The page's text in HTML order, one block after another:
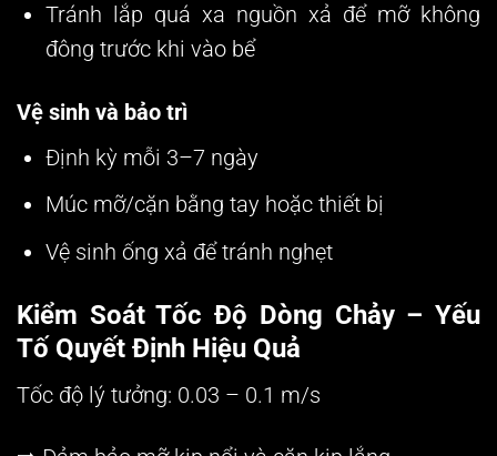
Tránh lắp quá xa nguồn xả để mỡ không
đông trước khi vào bể
Vệ sinh và bảo trì
Định kỳ mỗi 3–7 ngày
Múc mỡ/cặn bằng tay hoặc thiết bị
Vệ sinh ống xả để tránh nghẹt
Kiểm Soát Tốc Độ Dòng Chảy – Yếu
Tố Quyết Định Hiệu Quả
Tốc độ lý tưởng: 0.03 – 0.1 m/s